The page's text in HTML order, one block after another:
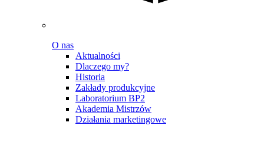
O nas
Aktualności
Dlaczego my?
Historia
Zakłady produkcyjne
Laboratorium BP2
Akademia Mistrzów
Działania marketingowe